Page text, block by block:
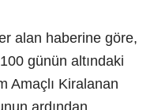
alan haberine göre,
günün altındaki
Amaçlı Kiralanan